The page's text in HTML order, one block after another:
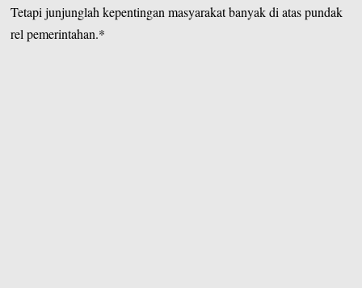
Tetapi junjunglah kepentingan masyarakat banyak di atas pundak
rel pemerintahan.*